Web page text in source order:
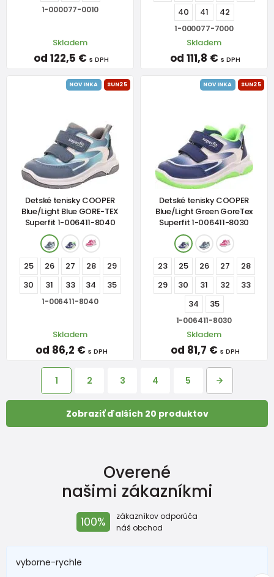
1-000077-0010
Skladem
od 122,5 € s DPH
40
41 42
1-000077-7000
Skladem
od 111,8 € s DPH
NOVINKA SUN25
Detské tenisky COOPER
Blue/Light Blue GORE-TEX
Superfit 1-006411-8040
25 26 27 28
29
30
31 33 34 35
1-006411-8040
Skladem
od 86,2 € s DPH
NOVINKA SUN25
Detské tenisky COOPER
Blue/Light Green GoreTex
Superfit 1-006411-8030
23 25 26 27
28
29
30 31 32
33
34
35
1-006411-8030
Skladem
od 81,7 € s DPH
1 2 3 4 5
Zobraziť ďalších 20 produktov
Overené
našimi zákazníkmi
100%
zákazníkov odporúča
náš obchod
vyborne-rychle